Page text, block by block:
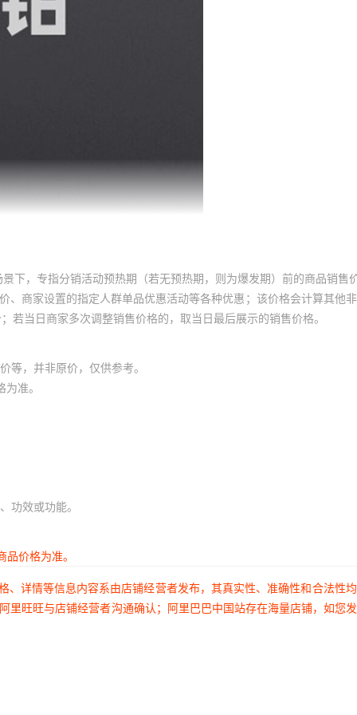
下，专指分销活动预热期（若无预热期，则为爆发期）前的商品销售
商家设置的指定人群单品优惠活动等各种优惠；该价格会计算其他
当日商家多次调整销售价格的，取当日最后展示的销售价格。
等，并非原价，仅供参考。
准。
功效或功能。
价格为准。
详情等信息内容系由店铺经营者发布，其真实性、准确性和合法性
旺旺与店铺经营者沟通确认；阿里巴巴中国站存在海量店铺，如您